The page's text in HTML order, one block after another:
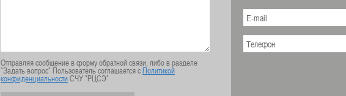
Отправляя сообщение в форму обратной связи, либо в разделе
"Задать вопрос" Пользователь соглашается сПолитикой
конфиденциальностиСЧУ "РЦСЭ"